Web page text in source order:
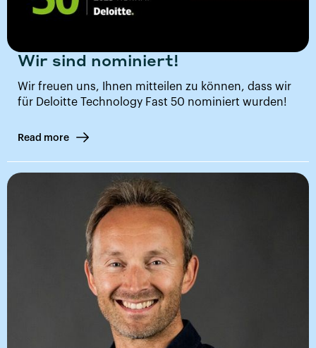
Wir sind nominiert!
Wir freuen uns, Ihnen mitteilen zu können, dass wir
für Deloitte Technology Fast 50 nominiert wurden!
Read more